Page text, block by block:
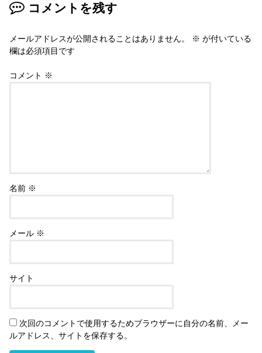
コメントを残す
メールアドレスが公開されることはありません。 ※ が付いている
欄は必須項目です
コメント ※
名前 ※
メール ※
サイト
次回のコメントで使用するためブラウザーに自分の名前、メー
ルアドレス、サイトを保存する。